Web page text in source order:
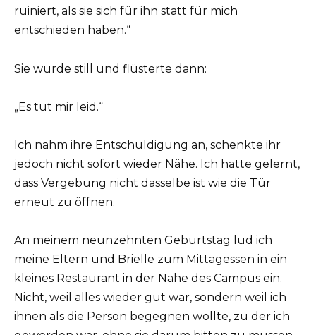
ruiniert, als sie sich für ihn statt für mich
entschieden haben.“
Sie wurde still und flüsterte dann:
„Es tut mir leid.“
Ich nahm ihre Entschuldigung an, schenkte ihr
jedoch nicht sofort wieder Nähe. Ich hatte gelernt,
dass Vergebung nicht dasselbe ist wie die Tür
erneut zu öffnen.
An meinem neunzehnten Geburtstag lud ich
meine Eltern und Brielle zum Mittagessen in ein
kleines Restaurant in der Nähe des Campus ein.
Nicht, weil alles wieder gut war, sondern weil ich
ihnen als die Person begegnen wollte, zu der ich